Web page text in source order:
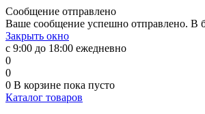
Сообщение отправлено
Ваше сообщение успешно отправлено. В
Закрыть окно
с 9:00 до 18:00 ежедневно
0
0
0 В корзине пока пусто
Каталог товаров